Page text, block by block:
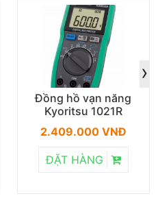
Đồng hồ vạn năng
Kyoritsu 1021R
2.409.000 VNĐ
ĐẶT HÀNG
›